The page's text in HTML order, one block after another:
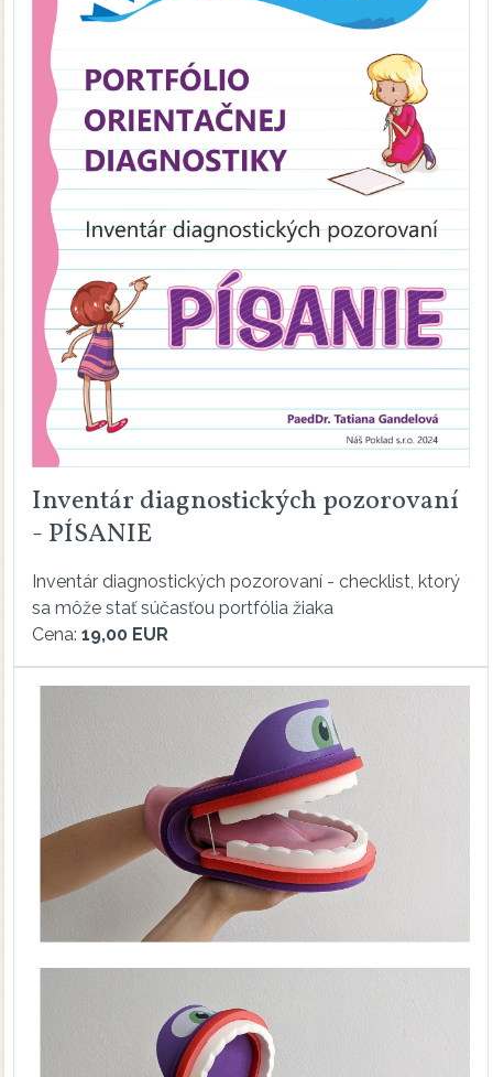
Inventár diagnostických pozorovaní
- PÍSANIE
Inventár diagnostických pozorovaní - checklist, ktorý
sa môže stať súčasťou portfólia žiaka
Cena: 19,00 EUR